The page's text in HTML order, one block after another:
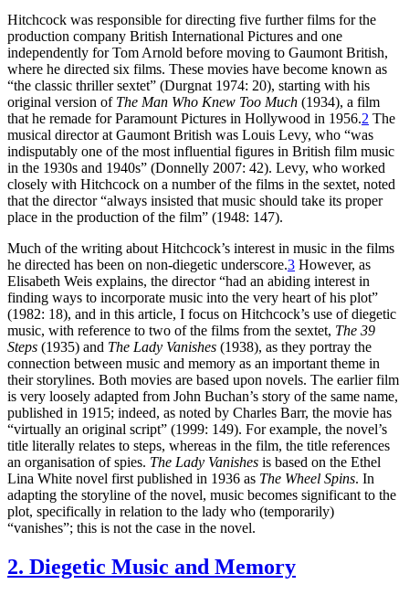
Hitchcock was responsible for directing five further films for the
production company British International Pictures and one
independently for Tom Arnold before moving to Gaumont British,
where he directed six films. These movies have become known as
“the classic thriller sextet” (Durgnat 1974: 20), starting with his
original version of The Man Who Knew Too Much (1934), a film
that he remade for Paramount Pictures in Hollywood in 1956.2 The
musical director at Gaumont British was Louis Levy, who “was
indisputably one of the most influential figures in British film music
in the 1930s and 1940s” (Donnelly 2007: 42). Levy, who worked
closely with Hitchcock on a number of the films in the sextet, noted
that the director “always insisted that music should take its proper
place in the production of the film” (1948: 147).
Much of the writing about Hitchcock’s interest in music in the films
he directed has been on non-diegetic underscore.3 However, as
Elisabeth Weis explains, the director “had an abiding interest in
finding ways to incorporate music into the very heart of his plot”
(1982: 18), and in this article, I focus on Hitchcock’s use of diegetic
music, with reference to two of the films from the sextet, The 39
Steps (1935) and The Lady Vanishes (1938), as they portray the
connection between music and memory as an important theme in
their storylines. Both movies are based upon novels. The earlier film
is very loosely adapted from John Buchan’s story of the same name,
published in 1915; indeed, as noted by Charles Barr, the movie has
“virtually an original script” (1999: 149). For example, the novel’s
title literally relates to steps, whereas in the film, the title references
an organisation of spies. The Lady Vanishes is based on the Ethel
Lina White novel first published in 1936 as The Wheel Spins. In
adapting the storyline of the novel, music becomes significant to the
plot, specifically in relation to the lady who (temporarily)
“vanishes”; this is not the case in the novel.
2. Diegetic Music and Memory